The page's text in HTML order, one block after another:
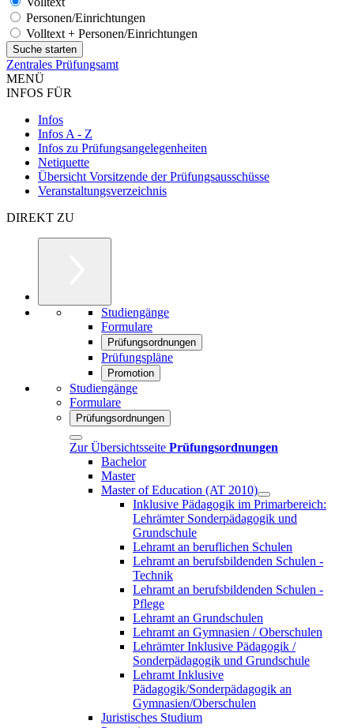
Personen/Einrichtungen
Volltext + Personen/Einrichtungen
Zentrales Prüfungsamt
MENÜ
INFOS FÜR
Infos
Infos A - Z
Infos zu Prüfungsangelegenheiten
Netiquette
Übersicht Vorsitzende der Prüfungsausschüsse
Veranstaltungsverzeichnis
DIREKT ZU
Studiengänge
Formulare
Prüfungsordnungen
Prüfungspläne
Promotion
Studiengänge
Formulare
Prüfungsordnungen
Zur Übersichtsseite Prüfungsordnungen
Bachelor
Master
Master of Education (AT 2010)
Inklusive Pädagogik im Primarbereich:
Lehrämter Sonderpädagogik und
Grundschule
Lehramt an beruflichen Schulen
Lehramt an berufsbildenden Schulen -
Technik
Lehramt an berufsbildenden Schulen -
Pflege
Lehramt an Grundschulen
Lehramt an Gymnasien / Oberschulen
Lehrämter Inklusive Pädagogik /
Sonderpädagogik und Grundschule
Lehramt Inklusive
Pädagogik/Sonderpädagogik an
Gymnasien/Oberschulen
Juristisches Studium